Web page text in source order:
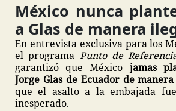
México nunca
a Glas de manera
En entrevista exclusiva para los
el programa Punto de
garantizó que México jamas
Jorge Glas de Ecuador de
que el asalto a la embajada
inesperado.